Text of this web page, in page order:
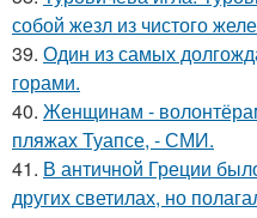
собой жезл из чистого
39. Один из самых
горами.
40. Женщинам -
пляжах Туапсе, - СМИ.
41. В античной Греции
других светилах, но